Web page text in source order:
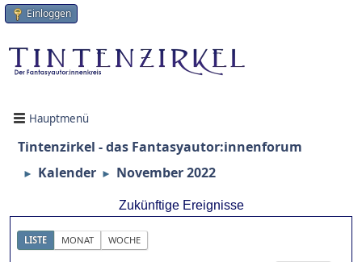
Einloggen
Hauptmenü
Tintenzirkel - das Fantasyautor:innenforum
► Kalender ► November 2022
Zukünftige Ereignisse
LISTE MONAT WOCHE